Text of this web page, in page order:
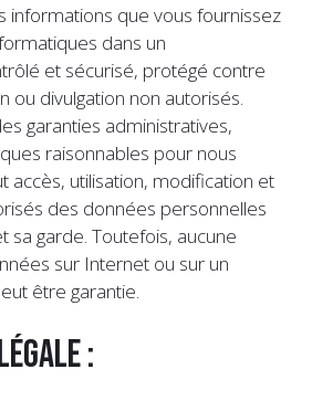
informations que vous fournissez
dans un
et sécurisé, protégé contre
ou divulgation non autorisés.
garanties administratives,
raisonnables pour nous
accès, utilisation, modification et
des données personnelles
sa garde. Toutefois, aucune
sur Internet ou sur un
être garantie.
: